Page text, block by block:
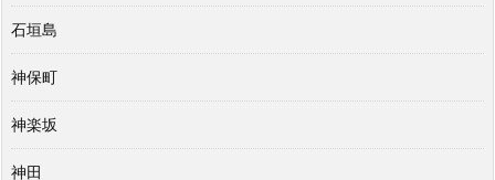
石垣島
神保町
神楽坂
神田